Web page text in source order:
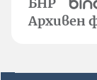
Архивен